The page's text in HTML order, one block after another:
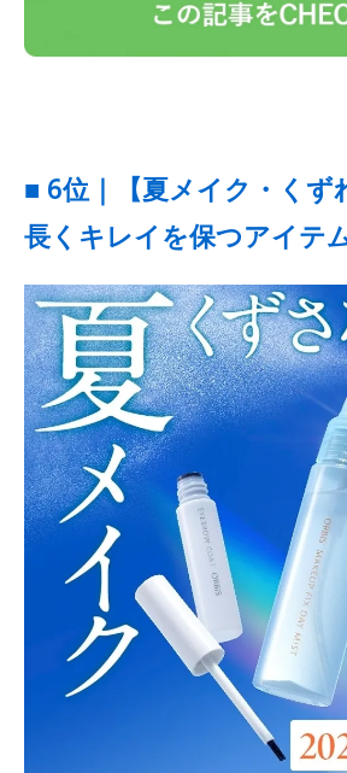
■ 6位｜【夏メイク・くず
長くキレイを保つアイテ